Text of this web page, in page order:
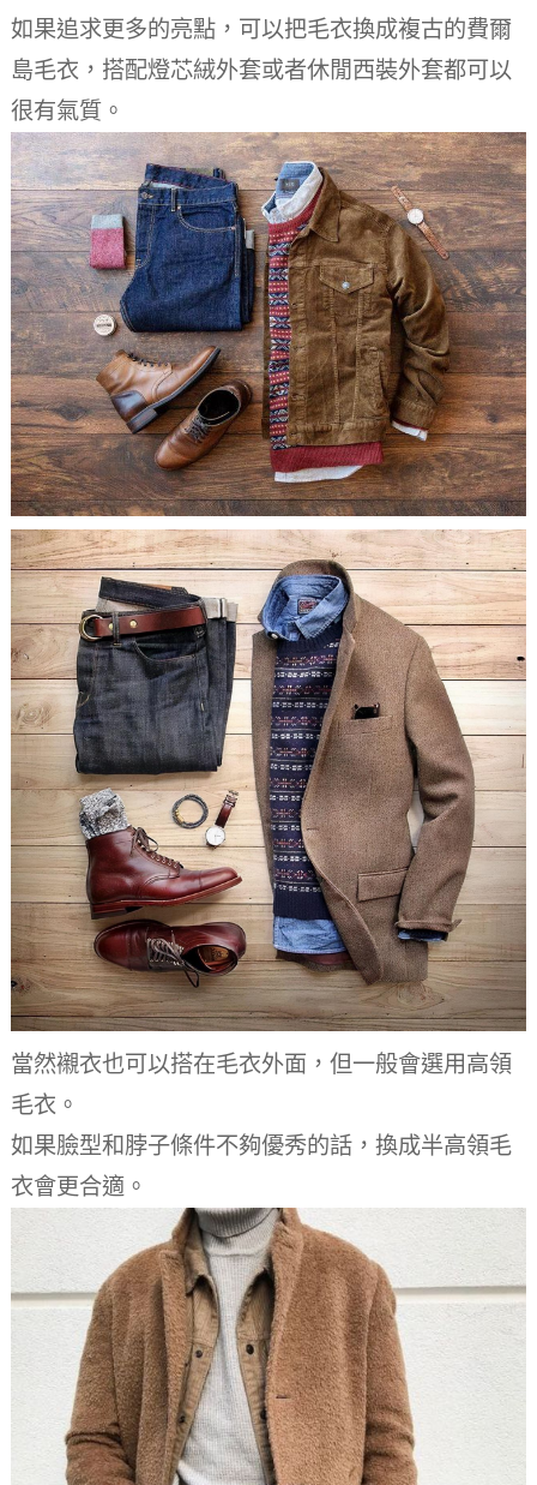
如果追求更多的亮點，可以把毛衣換成複古的費爾
島毛衣，搭配燈芯絨外套或者休閒西裝外套都可以
很有氣質。
當然襯衣也可以搭在毛衣外面，但一般會選用高領
毛衣。
如果臉型和脖子條件不夠優秀的話，換成半高領毛
衣會更合適。